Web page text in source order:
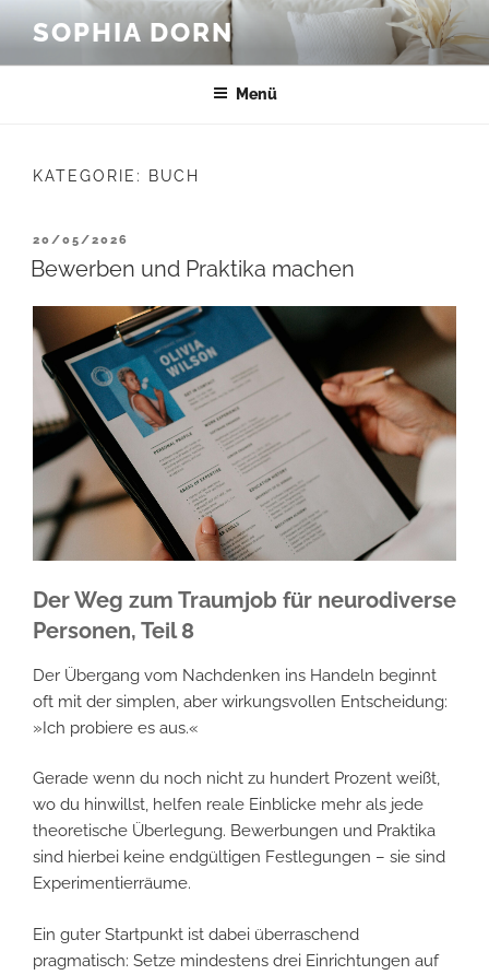
Inhalt
springen
SOPHIA DORN
Menü
KATEGORIE: BUCH
VERÖFFENTLICHT
AM
20/05/2026
Bewerben und Praktika machen
Der Weg zum Traumjob für neurodiverse
Personen, Teil 8
Der Übergang vom Nachdenken ins Handeln beginnt
oft mit der simplen, aber wirkungsvollen Entscheidung:
»Ich probiere es aus.«
Gerade wenn du noch nicht zu hundert Prozent weißt,
wo du hinwillst, helfen reale Einblicke mehr als jede
theoretische Überlegung. Bewerbungen und Praktika
sind hierbei keine endgültigen Festlegungen – sie sind
Experimentier­räume.
Ein guter Startpunkt ist dabei überraschend
pragmatisch: Setze mindestens drei Einrichtungen auf